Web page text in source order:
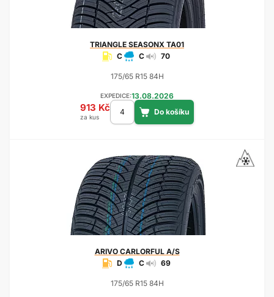
TRIANGLE SEASONX TA01
C
C 70
175/65 R15 84H
EXPEDICE:13.08.2026
913 Kč
za kus
ARIVOCARLORFUL A/S
D
C 69
175/65 R15 84H